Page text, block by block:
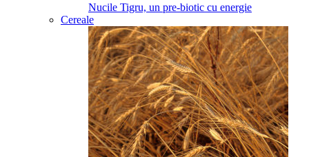
Nucile Tigru, un pre-biotic cu energie
Cereale